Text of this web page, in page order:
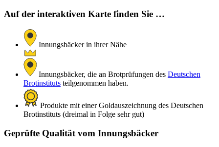
Auf der interaktiven Karte finden Sie …
Innungsbäcker in ihrer Nähe
Innungsbäcker, die an Brotprüfungen des Deutschen
Brotinstituts teilgenommen haben.
Produkte mit einer Goldauszeichnung des Deutschen
Brotinstituts (dreimal in Folge sehr gut)
Geprüfte Qualität vom Innungsbäcker